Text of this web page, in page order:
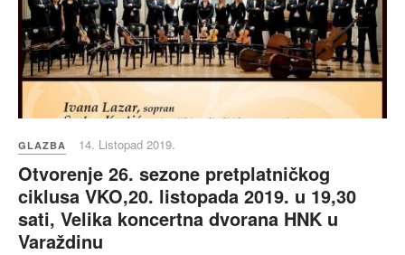
GLAZBA 14. Listopad 2019.
Otvorenje 26. sezone pretplatničkog
ciklusa VKO,20. listopada 2019. u 19,30
sati, Velika koncertna dvorana HNK u
Varaždinu